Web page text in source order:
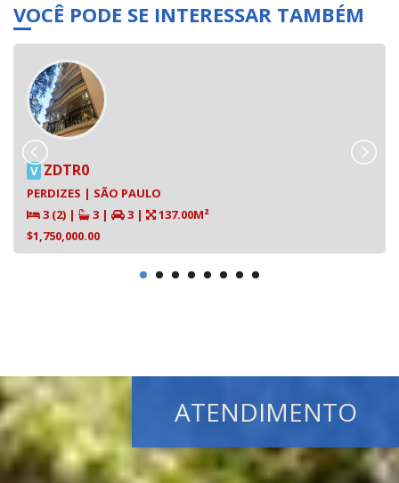
VOCÊ PODE SE INTERESSAR TAMBÉM
V ZDTR0
PERDIZES | SÃO PAULO
3 (2) | 3 | 3 |
137.00M²
$1,750,000.00
ATENDIMENTO